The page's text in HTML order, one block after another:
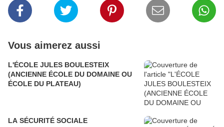
Vous aimerez aussi
L'ÉCOLE JULES BOULESTEIX
(ANCIENNE ÉCOLE DU DOMAINE OU
ÉCOLE DU PLATEAU)
LA SÉCURITÉ SOCIALE